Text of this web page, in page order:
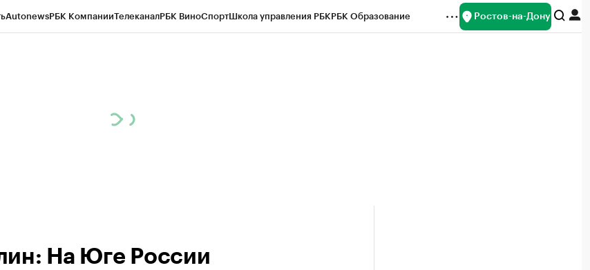
AutonewsРБК КомпанииТелеканалРБК ВиноСпортШкола управления РБКРБК Образование Ростов-на-Дону
На Юге России